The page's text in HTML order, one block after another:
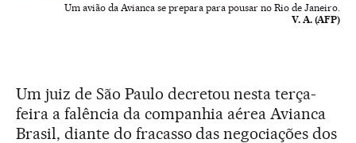
Um avião da Avianca se prepara para pousar no Rio de Janeiro.
V. A. (AFP)
Um juiz de São Paulo decretou nesta terça-
feira a falência da companhia aérea Avianca
Brasil, diante do fracasso das negociações dos